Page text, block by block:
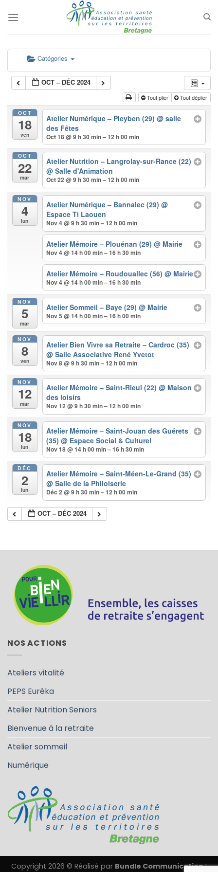
au
Catégories
OCT – DÉC 2024
Tout plier Tout déplier
OCT
18
ven
Atelier Numérique – Pleyben (29)@ salle
des Fêtes
Oct 18 @ 9 h 30 min – 12 h 00 min
OCT
22
mar
Atelier Nutrition – Langrolay-sur-Rance (22)
@ Salle d'Animation
Oct 22 @ 9 h 30 min – 12 h 00 min
NOV
4
lun
Atelier Numérique – Bannalec (29)@
Espace Ti Laouen
Nov 4 @ 9 h 30 min – 12 h 00 min
Atelier Mémoire – Plouénan (29)@ Mairie
Nov 4 @ 14 h 00 min – 16 h 30 min
Atelier Mémoire – Roudouallec (56)@ Mairie
Nov 4 @ 14 h 00 min – 16 h 30 min
NOV
5
mar
Atelier Sommeil – Baye (29)@ Mairie
Nov 5 @ 14 h 00 min – 16 h 00 min
NOV
8
ven
Atelier Bien Vivre sa Retraite – Cardroc (35)
@ Salle Associative René Yvetot
Nov 8 @ 9 h 30 min – 12 h 00 min
NOV
12
mar
Atelier Mémoire – Saint-Rieul (22)@ Maison
des loisirs
Nov 12 @ 9 h 30 min – 12 h 00 min
NOV
18
lun
Atelier Mémoire – Saint-Jouan des Guérets
(35)@ Espace Social & Culturel
Nov 18 @ 14 h 00 min – 16 h 30 min
DÉC
2
lun
Atelier Mémoire – Saint-Méen-Le-Grand (35)
@ Salle de la Philoiserie
Déc 2 @ 9 h 30 min – 12 h 00 min
OCT – DÉC 2024
NOS ACTIONS
Ateliers vitalité
PEPS Eurêka
Atelier Nutrition Seniors
Bienvenue à la retraite
Atelier sommeil
Numérique
Copyright 2026 © Réalisé par Bundle CommunicationI